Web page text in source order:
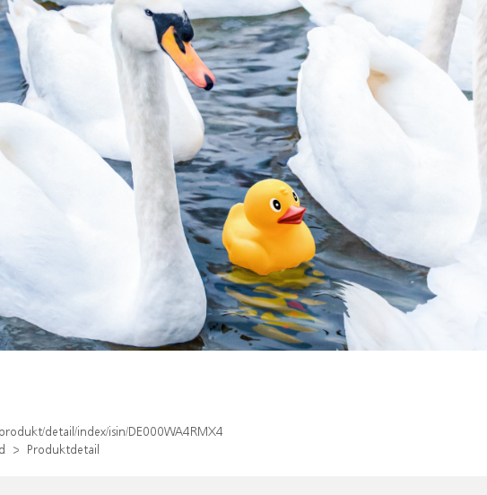
detail/index/isin/DE000WA4RMX4
Produktdetail